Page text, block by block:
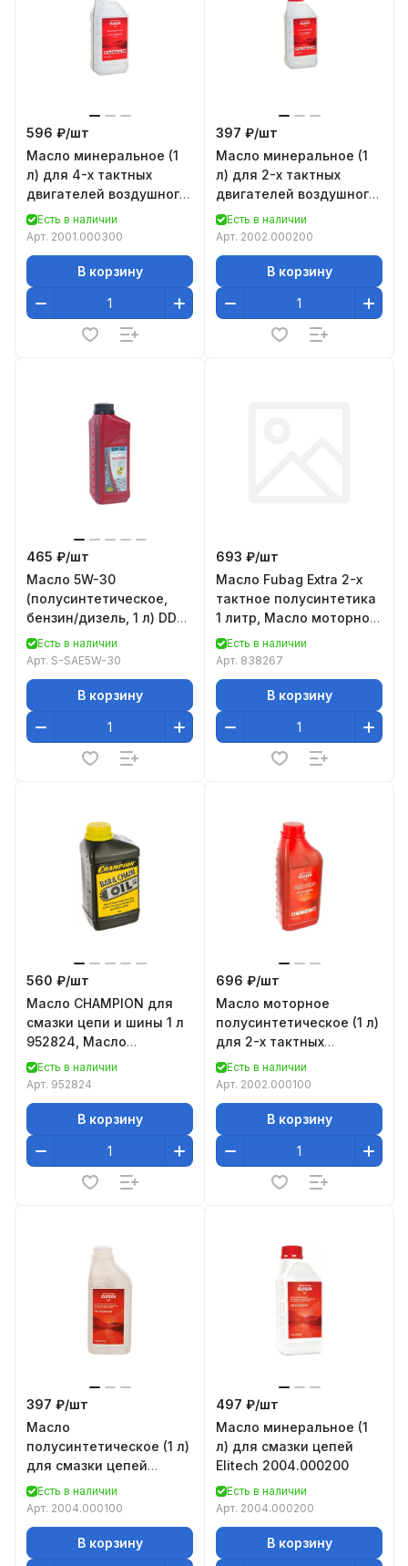
596 ₽/шт
Масло минеральное (1
л) для 4-х тактных
двигателей воздушного
охлаждения Elitech
2001.000300
Есть в наличии
Арт. 2001.000300
В корзину
397 ₽/шт
Масло минеральное (1
л) для 2-х тактных
двигателей воздушного
охлаждения Elitech
2002.000200
Есть в наличии
Арт. 2002.000200
В корзину
465 ₽/шт
Масло 5W-30
(полусинтетическое,
бензин/дизель, 1 л) DDE
S-SAE5W-30
Есть в наличии
Арт. S-SAE5W-30
В корзину
693 ₽/шт
Масло Fubag Extra 2-х
тактное полусинтетика
1 литр, Масло моторное
полусинтетическое для
двухтактных
Есть в наличии
Арт. 838267
В корзину
560 ₽/шт
Масло CHAMPION для
смазки цепи и шины 1 л
952824, Масло
CHAMPION адгезионное
для смазки цепи и ш
Есть в наличии
Арт. 952824
В корзину
696 ₽/шт
Масло моторное
полусинтетическое (1 л)
для 2-х тактных
двигателей ELITECH
2002.000100
Есть в наличии
Арт. 2002.000100
В корзину
397 ₽/шт
Масло
полусинтетическое (1 л)
для смазки цепей
ELITECH 2004.000100
Есть в наличии
Арт. 2004.000100
В корзину
497 ₽/шт
Масло минеральное (1
л) для смазки цепей
Elitech 2004.000200
Есть в наличии
Арт. 2004.000200
В корзину